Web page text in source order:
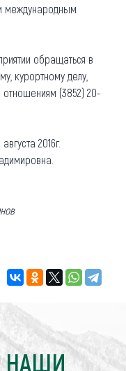
международным
обращаться в
курортному делу,
(3852) 20-
2016г.
НАШИ